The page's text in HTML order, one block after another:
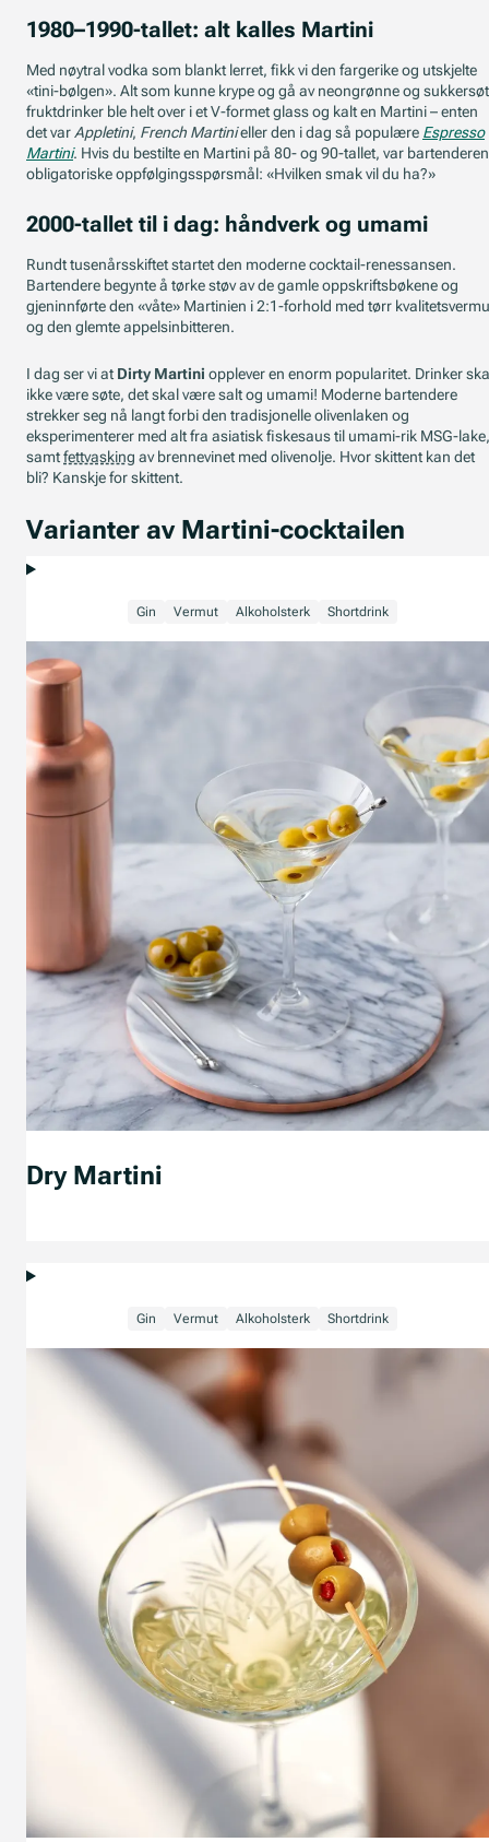
1980–1990-tallet: alt kalles Martini
Med nøytral vodka som blankt lerret, fikk vi den fargerike og utskjelte
«tini-bølgen». Alt som kunne krype og gå av neongrønne og
fruktdrinker ble helt over i et V-formet glass og kalt en Martini – enten
det varAppletini, French Martinieller den i dag så populære Espresso
Martini. Hvis du bestilte en Martini på 80- og 90-tallet, var
obligatoriske oppfølgingsspørsmål: «Hvilken smak vil du ha?»
2000-tallet til i dag: håndverk og umami
Rundt tusenårsskiftet startet den moderne cocktail-renessansen.
Bartendere begynte å tørke støv av de gamle oppskriftsbøkene og
gjeninnførte den «våte» Martinien i 2:1-forhold med tørr
og den glemte appelsinbitteren.
I dag ser vi at Dirty Martini opplever en enorm popularitet. Drinker
ikke være søte, det skal være salt og umami! Moderne bartendere
strekker seg nå langt forbi den tradisjonelle olivenlaken og
eksperimenterer med alt fra asiatisk fiskesaus til umami-rik MSG-lake,
samtfettvasking av brennevinet med olivenolje. Hvor skittent kan det
bli? Kanskje for skittent.
Varianter av Martini-cocktailen
Gin Vermut Alkoholsterk Shortdrink
Dry Martini
Gin Vermut Alkoholsterk Shortdrink